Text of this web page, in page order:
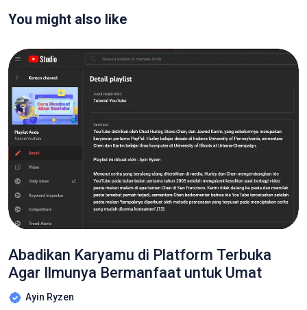
You might also like
Abadikan Karyamu di Platform Terbuka
Agar Ilmunya Bermanfaat untuk Umat
Ayin Ryzen